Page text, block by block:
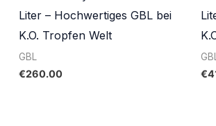
Liter – Hochwertiges GBL bei
K.O. Tropfen Welt
GBL
€260.00
GBL
€